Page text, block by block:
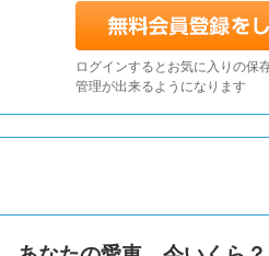
ログインするとお気に入りの保
管理が出来るようになります